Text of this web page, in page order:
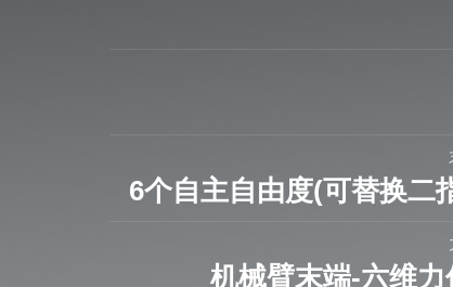
6个自主自由度(可替换二
机械臂末端-六维力